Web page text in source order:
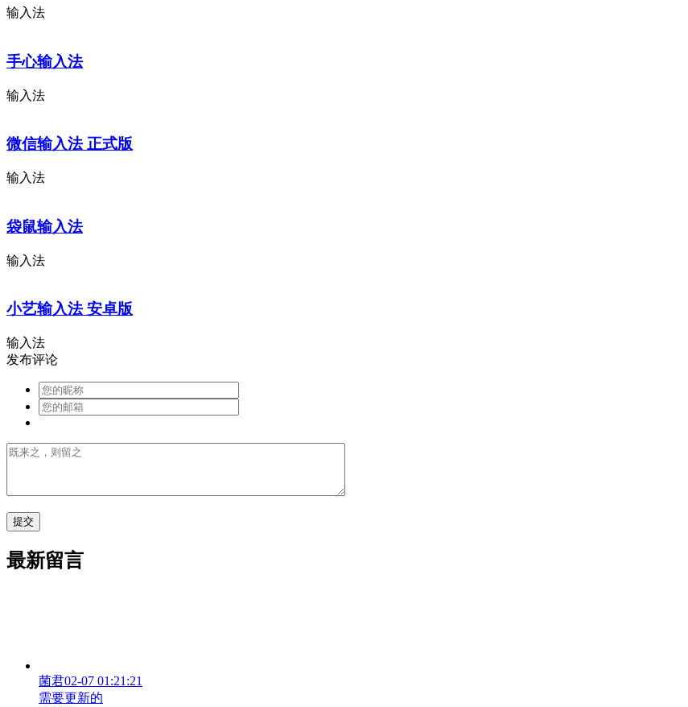
输入法
手心输入法
输入法
微信输入法 正式版
输入法
袋鼠输入法
输入法
小艺输入法 安卓版
输入法
发布评论
最新留言
菌君02-07 01:21:21
需要更新的